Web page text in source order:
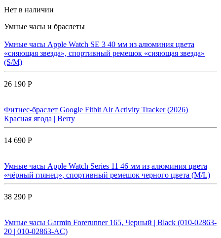
Нет в наличии
Умные часы и браслеты
Умные часы Apple Watch SE 3 40 мм из алюминия цвета
«сияющая звезда», спортивный ремешок «сияющая звезда»
(S/M)
26 190 Р
Фитнес-браслет Google Fitbit Air Activity Tracker (2026)
Красная ягода | Berry
14 690 Р
Умные часы Apple Watch Series 11 46 мм из алюминия цвета
«чёрный глянец», спортивный ремешок черного цвета (M/L)
38 290 Р
Умные часы Garmin Forerunner 165, Черный | Black (010-02863-
20 | 010-02863-AC)